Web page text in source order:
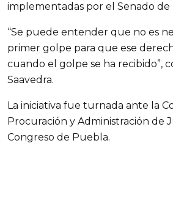
implementadas por el Senado de
“Se puede entender que no es
primer golpe para que ese
cuando el golpe se ha recibido”,
Saavedra.
La iniciativa fue turnada ante la
Procuración y Administración de
Congreso de Puebla.